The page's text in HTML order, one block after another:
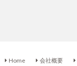
Home 会社概要